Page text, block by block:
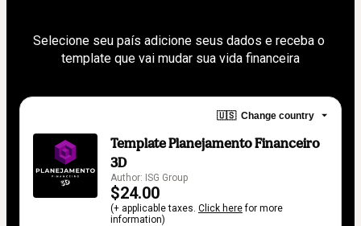
Selecione seu país adicione seus dados e receba o
template que vai mudar sua vida financeira
🇺🇸 Change country
Template Planejamento Financeiro
3D
Author: ISG Group
$24.00
(+ applicable taxes. Click herefor more
information)